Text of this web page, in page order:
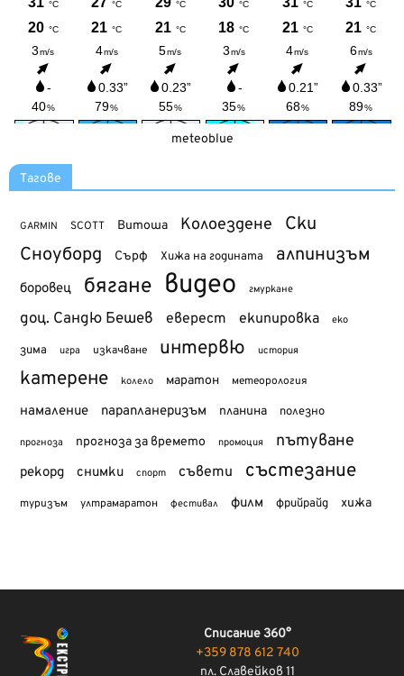
meteoblue
Тагове
GARMIN SCOTT Витоша Колоездене Ски
Сноуборд Сърф Хижа на годината алпинизъм
боровец бягане видео гмуркане
доц. Сандю Бешев еверест екипировка еко
зима игра изкачване интервю история
катерене колело маратон метеорология
намаление парапланеризъм планина полезно
прогноза прогноза за времето промоция пътуване
рекорд снимки спорт съвети състезание
туризъм ултрамаратон фестивал филм фрийрайд хижа
Списание 360°
+359 878 612 740
пл. Славейков 11